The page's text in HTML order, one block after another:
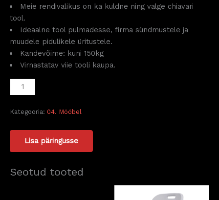
Meie rendivalikus on ka kuldne ning valge chiavari
tool.
Ideaalne tool pulmadesse, firma sündmustele ja
muudele pidulikele üritustele.
Kandevõime: kuni 150kg
Virnastatav viie tooli kaupa.
Kategooria: 04. Mööbel
Lisa päringusse
Seotud tooted